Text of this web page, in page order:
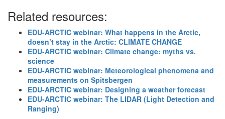
Related resources:
EDU-ARCTIC webinar: What happens in the Arctic,
doesn’t stay in the Arctic: CLIMATE CHANGE
EDU-ARCTIC webinar: Climate change: myths vs.
science
EDU-ARCTIC webinar: Meteorological phenomena and
measurements on Spitsbergen
EDU-ARCTIC webinar: Designing a weather forecast
EDU-ARCTIC webinar: The LIDAR (Light Detection and
Ranging)